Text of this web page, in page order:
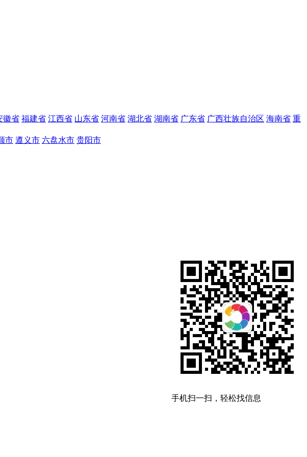
徽省 福建省 江西省 山东省 河南省 湖北省 湖南省 广东省 广西壮族自治区 海南省 重
市 遵义市 六盘水市 贵阳市
手机扫一扫，轻松找信息